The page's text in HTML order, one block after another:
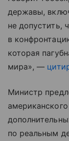
державы,
не допустить,
в
которая
мира», —
Министр
по реальным